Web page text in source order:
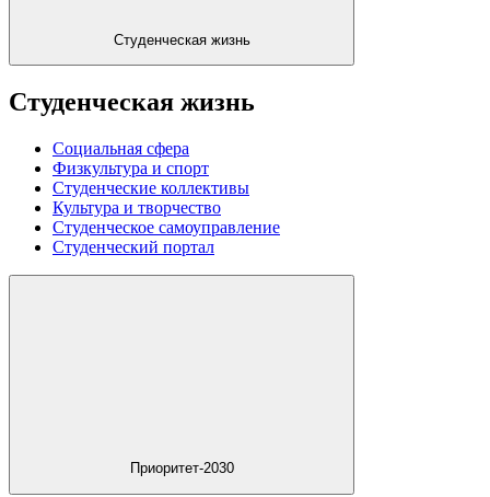
Студенческая жизнь
Студенческая жизнь
Социальная сфера
Физкультура и спорт
Студенческие коллективы
Культура и творчество
Студенческое самоуправление
Студенческий портал
Приоритет-2030